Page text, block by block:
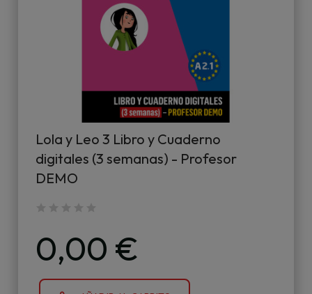
Lola y Leo 3 Libro y Cuaderno
digitales (3 semanas) - Profesor
DEMO
0,00 €